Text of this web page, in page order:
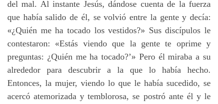
del mal. Al instante Jesús, dándose cuenta de la fuerza
que había salido de él, se volvió entre la gente y decía:
«¿Quién me ha tocado los vestidos?» Sus discípulos le
contestaron: «Estás viendo que la gente te oprime y
preguntas: ¿Quién me ha tocado?’» Pero él miraba a su
alrededor para descubrir a la que lo había hecho.
Entonces, la mujer, viendo lo que le había sucedido, se
acercó atemorizada y temblorosa, se postró ante él y le